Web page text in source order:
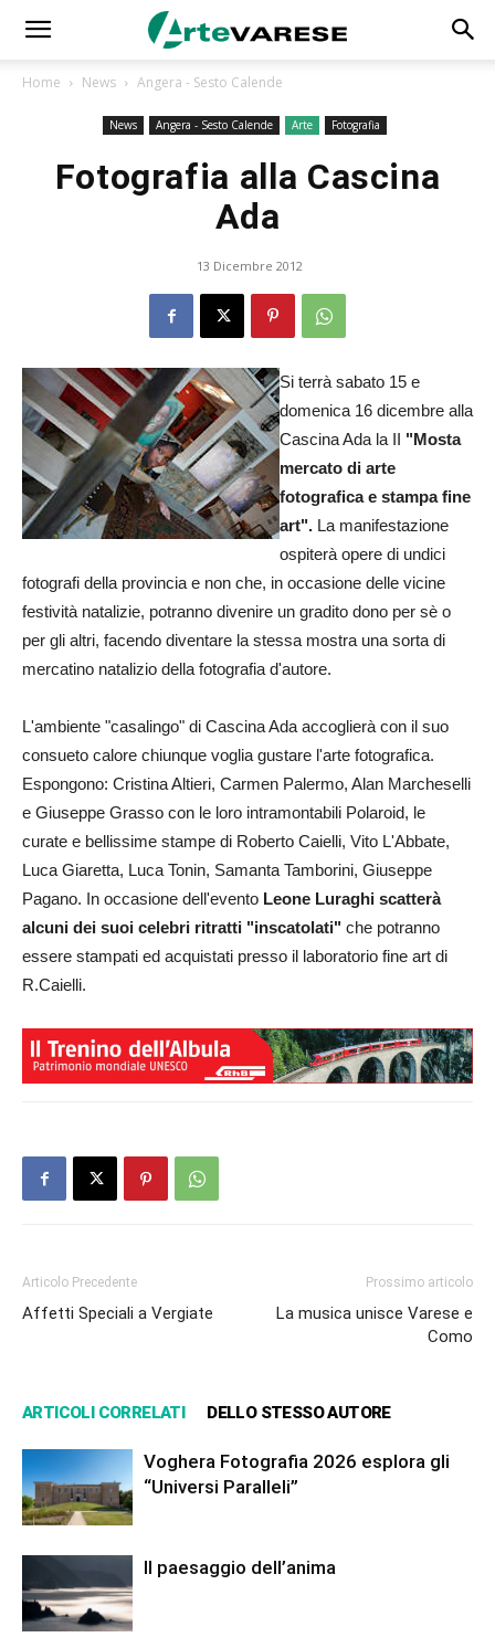
Home News Angera - Sesto Calende
News Angera - Sesto Calende Arte Fotografia
Fotografia alla Cascina
Ada
13 Dicembre 2012
Si terrà sabato 15 e
domenica 16 dicembre alla
Cascina Ada la II "Mosta
mercato di arte
fotografica e stampa fine
art". La manifestazione
ospiterà opere di undici
fotografi della provincia e non che, in occasione delle vicine
festività natalizie, potranno divenire un gradito dono per sè o
per gli altri, facendo diventare la stessa mostra una sorta di
mercatino natalizio della fotografia d'autore.
L'ambiente "casalingo" di Cascina Ada accoglierà con il suo
consueto calore chiunque voglia gustare l'arte fotografica.
Espongono: Cristina Altieri, Carmen Palermo, Alan Marcheselli
e Giuseppe Grasso con le loro intramontabili Polaroid, le
curate e bellissime stampe di Roberto Caielli, Vito L'Abbate,
Luca Giaretta, Luca Tonin, Samanta Tamborini, Giuseppe
Pagano. In occasione dell'evento Leone Luraghi scatterà
alcuni dei suoi celebri ritratti "inscatolati" che potranno
essere stampati ed acquistati presso il laboratorio fine art di
R.Caielli.
Articolo Precedente
Affetti Speciali a Vergiate
Prossimo articolo
La musica unisce Varese e
Como
ARTICOLI CORRELATI DELLO STESSO AUTORE
Voghera Fotografia 2026 esplora gli
“Universi Paralleli”
Il paesaggio dell’anima